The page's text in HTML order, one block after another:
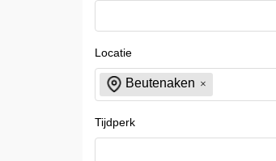
Locatie
Beutenaken
Tijdperk